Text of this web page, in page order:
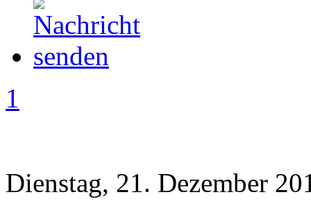
1
Dienstag, 21. Dezember